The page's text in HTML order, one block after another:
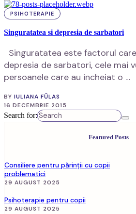
PSIHOTERAPIE
Singuratatea si depresia de sarbatori
Singuratatea este factorul
depresia de sarbatori, cele mai
persoanele care au incheiat o …
BY IULIANA FŰLAS
16 DECEMBRIE 2015
Search for:
Featured Posts
Consiliere pentru părinții cu copii
problematici
29 AUGUST 2025
Psihoterapie pentru copii
29 AUGUST 2025